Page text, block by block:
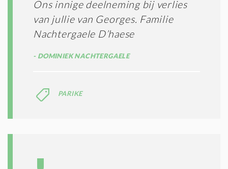
Ons innige deelneming bij verlies
van jullie van Georges. Familie
Nachtergaele D’haese
DOMINIEK NACHTERGAELE
PARIKE